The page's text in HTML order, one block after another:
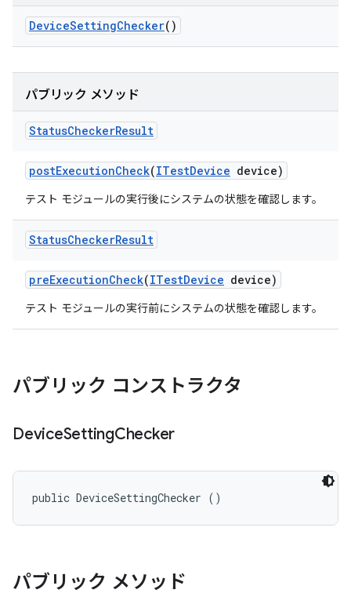
DeviceSettingChecker()
パブリック メソッド
StatusCheckerResult
postExecutionCheck(ITestDevice device)
テスト モジュールの実行後にシステムの状態を確認します。
StatusCheckerResult
preExecutionCheck(ITestDevice device)
テスト モジュールの実行前にシステムの状態を確認します。
パブリック コンストラクタ
DeviceSettingChecker
public DeviceSettingChecker ()
パブリック メソッド